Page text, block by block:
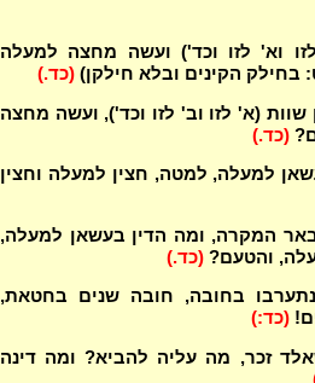
וא' לזו וכד') ועשה מחצה למעלה
הקינים ובלא חילקן) (כד.)
שוות (א' לזו וב' לזו וכד'), ועשה מחצה
(כד.)
למעלה, למטה, חצין למעלה וחצין
המקרה, ומה הדין בעשאן למעלה,
והטעם? (כד.)
בחובה, חובה שנים בחטאת,
(כד:)
זכר, מה עליה להביא? ומה דינה